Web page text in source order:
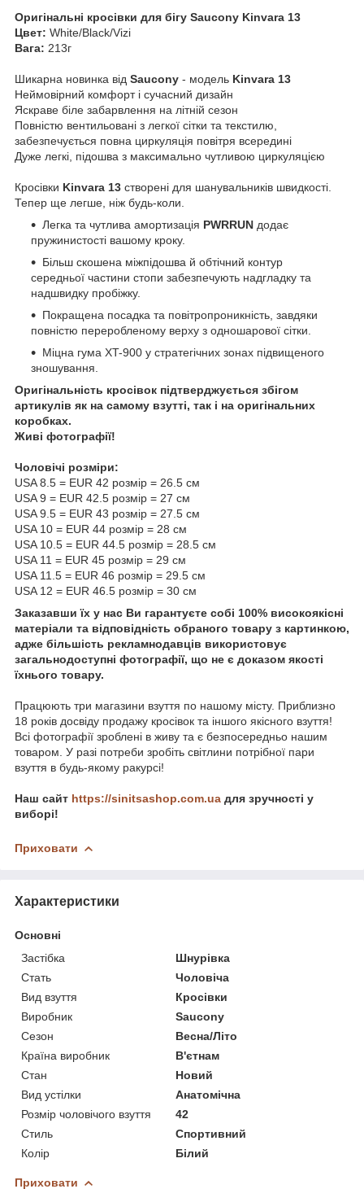
Оригінальні кросівки для бігу Saucony Kinvara 13
Цвет: White/Black/Vizi
Вага: 213г
Шикарна новинка від Saucony - модель Kinvara 13
Неймовірний комфорт і сучасний дизайн
Яскраве біле забарвлення на літній сезон
Повністю вентильовані з легкої сітки та текстилю,
забезпечується повна циркуляція повітря всередині
Дуже легкі, підошва з максимально чутливою циркуляцією
Кросівки Kinvara 13 створені для шанувальників швидкості.
Тепер ще легше, ніж будь-коли.
Легка та чутлива амортизація PWRRUN додає
пружинистості вашому кроку.
Більш скошена міжпідошва й обтічний контур
середньої частини стопи забезпечують надгладку та
надшвидку пробіжку.
Покращена посадка та повітропроникність, завдяки
повністю переробленому верху з одношарової сітки.
Міцна гума XT-900 у стратегічних зонах підвищеного
зношування.
Оригінальність кросівок підтверджується збігом
артикулів як на самому взутті, так і на оригінальних
коробках.
Живі фотографії!
Чоловічі розміри:
USA 8.5 = EUR 42 розмір = 26.5 см
USA 9 = EUR 42.5 розмір = 27 см
USA 9.5 = EUR 43 розмір = 27.5 см
USA 10 = EUR 44 розмір = 28 см
USA 10.5 = EUR 44.5 розмір = 28.5 см
USA 11 = EUR 45 розмір = 29 см
USA 11.5 = EUR 46 розмір = 29.5 см
USA 12 = EUR 46.5 розмір = 30 см
Заказавши їх у нас Ви гарантуєте собі 100% високоякісні
матеріали та відповідність обраного товару з картинкою,
адже більшість рекламнодавців використовує
загальнодоступні фотографії, що не є доказом якості
їхнього товару.
Працюють три магазини взуття по нашому місту. Приблизно
18 років досвіду продажу кросівок та іншого якісного взуття!
Всі фотографії зроблені в живу та є безпосередньо нашим
товаром. У разі потреби зробіть світлини потрібної пари
взуття в будь-якому ракурсі!
Наш сайт https://sinitsashop.com.ua для зручності у
виборі!
Приховати
Характеристики
Основні
Застібка
Шнурівка
Стать
Чоловіча
Вид взуття
Кросівки
Виробник
Saucony
Сезон
Весна/Літо
Країна виробник
В'єтнам
Стан
Новий
Вид устілки
Анатомічна
Розмір чоловічого взуття
42
Стиль
Спортивний
Колір
Білий
Приховати